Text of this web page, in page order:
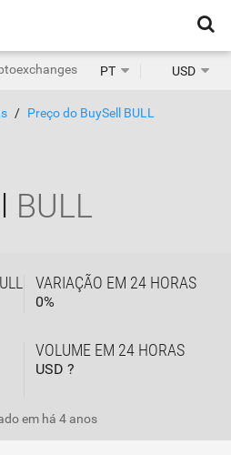
1.471
PT USD
Preço do BuySell BULL
BULL
VARIAÇÃO EM 24 HORAS
0%
VOLUME EM 24 HORAS
USD ?
em há 4 anos